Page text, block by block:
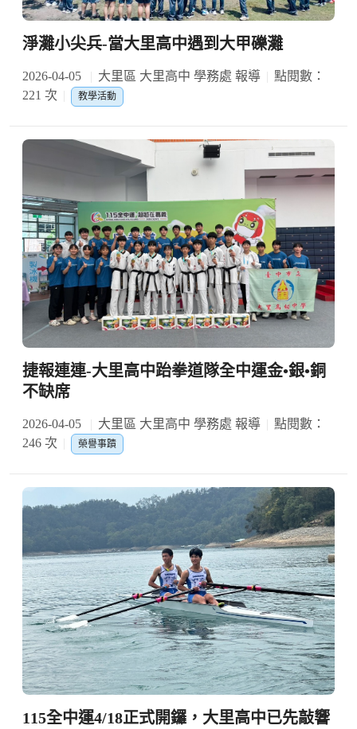
淨灘小尖兵-當大里高中遇到大甲礫灘
2026-04-05 大里區 大里高中 學務處 報導
點閱數：
221 次
教學活動
捷報連連-大里高中跆拳道隊全中運金•銀•銅
不缺席
2026-04-05 大里區 大里高中 學務處 報導
點閱數：
246 次
榮譽事蹟
115全中運4/18正式開鑼，大里高中已先敲響